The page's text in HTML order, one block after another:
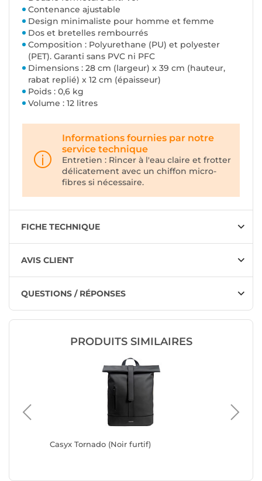
Contenance ajustable
Design minimaliste pour homme et femme
Dos et bretelles rembourrés
Composition : Polyurethane (PU) et polyester
(PET). Garanti sans PVC ni PFC
Dimensions : 28 cm (largeur) x 39 cm (hauteur,
rabat replié) x 12 cm (épaisseur)
Poids : 0,6 kg
Volume : 12 litres
Informations fournies par notre
service technique
Entretien : Rincer à l'eau claire et frotter
délicatement avec un chiffon micro-
fibres si nécessaire.
FICHE TECHNIQUE
AVIS CLIENT
QUESTIONS / RÉPONSES
PRODUITS SIMILAIRES
Casyx Tornado (Noir furtif)